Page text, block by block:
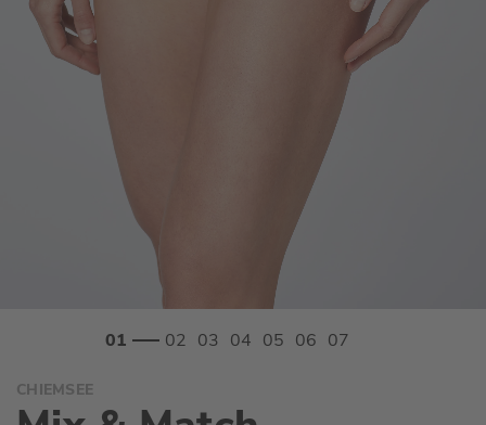
Anfang
der
CHIEMSEE